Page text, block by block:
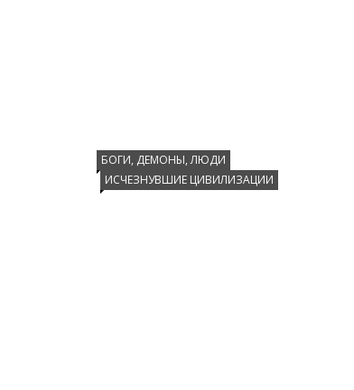
БОГИ, ДЕМОНЫ, ЛЮДИ
ИСЧЕЗНУВШИЕ ЦИВИЛИЗАЦИИ